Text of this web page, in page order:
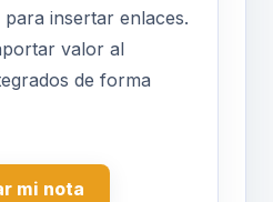
insertar enlaces.
valor al
de forma
mi nota